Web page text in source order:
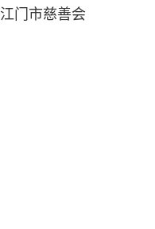
江门市慈善会